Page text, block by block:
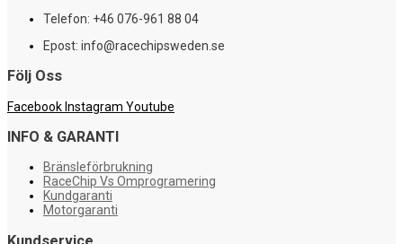
Telefon: +46 076-961 88 04
Epost: info@racechipsweden.se
Följ Oss
Facebook Instagram Youtube
INFO & GARANTI
Bränsleförbrukning
RaceChip Vs Omprogramering
Kundgaranti
Motorgaranti